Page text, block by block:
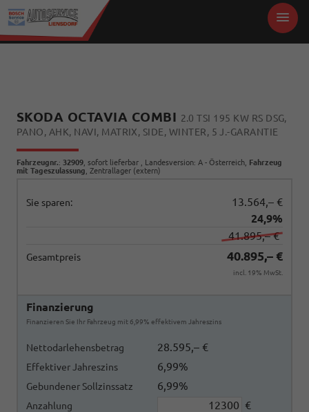
SKODA OCTAVIA COMBI 2.0 TSI 195 KW RS DSG,
PANO, AHK, NAVI, MATRIX, SIDE, WINTER, 5 J.-GARANTIE
Fahrzeugnr.: 32909 sofort lieferbar , Landesversion: A - Österreich, Fahrzeug
mit Tageszulassung , Zentrallager (extern)
Sie sparen:
13.564,– €
24,9%
41.895,– €
Gesamtpreis 40.895,– €
incl. 19% MwSt.
Finanzierung
Finanzieren Sie Ihr Fahrzeug mit 6,99% effektivem Jahreszins
Nettodarlehensbetrag 28.595,– €
Effektiver Jahreszins 6,99%
Gebundener Sollzinssatz 6,99%
Anzahlung €